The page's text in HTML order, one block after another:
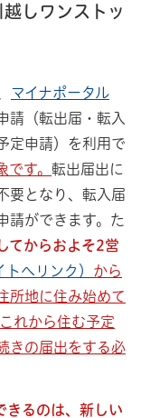
しワンストッ
マイナポータル
請（転出届・転入
定申請）を利用で
す。 転出届出に
要となり、転入届
請ができます。た
てからおよそ2営
へリンク） から
所地に住み始めて
れから住む予定
きの届出をする必
きるのは、新しい